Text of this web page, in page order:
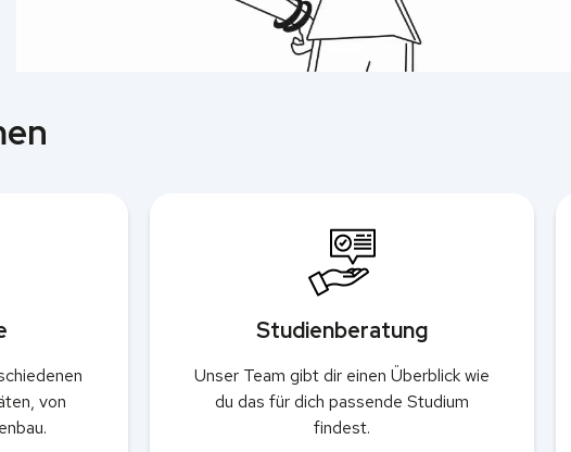
von
Studienberatung
Unser Team gibt dir einen Überblick wie
du das für dich passende Studium
findest.